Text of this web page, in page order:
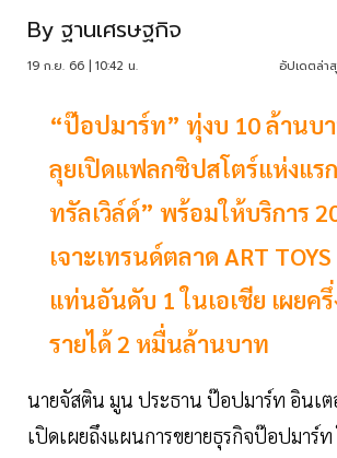
By ฐานเศรษฐกิจ
19 ก.ย. 66 | 10:42 น. อัปเดตล่า
“ป๊อปมาร์ท” ทุ่งบ 10 ล้านบ
ลุยเปิดแฟลกซิปสโตร์แห่งแร
ทรัลเวิล์ด์” พร้อมให้บริการ
เจาะเทรนด์ตลาด ART
แท่นอันดับ 1 ในเอเชีย เผยค
รายได้ 2 หมื่นล้านบาท
นายจัสติน มูน ประธาน ป๊อปมาร์ท อินเ
เปิดเผยถึงแผนการขยายธุรกิจป๊อปมาร์ท